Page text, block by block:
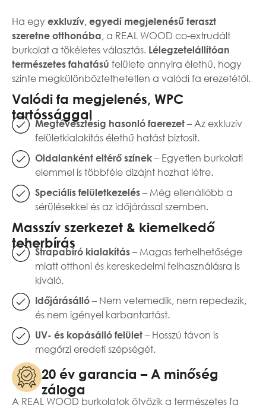
Ha egy exkluzív, egyedi megjelenésű teraszt
szeretne otthonába, a REAL WOOD co-extrudált
burkolat a tökéletes választás. Lélegzetelállítóan
természetes fahatású felülete annyira élethű, hogy
szinte megkülönböztethetetlen a valódi fa erezetétől.
Valódi fa megjelenés, WPC
tartóssággal
Megtévesztésig hasonló faerezet– Az exkluzív
felületkialakítás élethű hatást biztosít.
Oldalanként eltérő színek– Egyetlen burkolati
elemmel is többféle dizájnt hozhat létre.
Speciális felületkezelés– Még ellenállóbb a
sérülésekkel és az időjárással szemben.
Masszív szerkezet & kiemelkedő
teherbírás
Strapabíró kialakítás– Magas terhelhetősége
miatt otthoni és kereskedelmi felhasználásra is
kiváló.
Időjárásálló– Nem vetemedik, nem repedezik,
és nem igényel karbantartást.
UV- és kopásálló felület– Hosszú távon is
megőrzi eredeti szépségét.
20 év garancia – A minőség
záloga
A REAL WOOD burkolatok ötvözik a természetes fa